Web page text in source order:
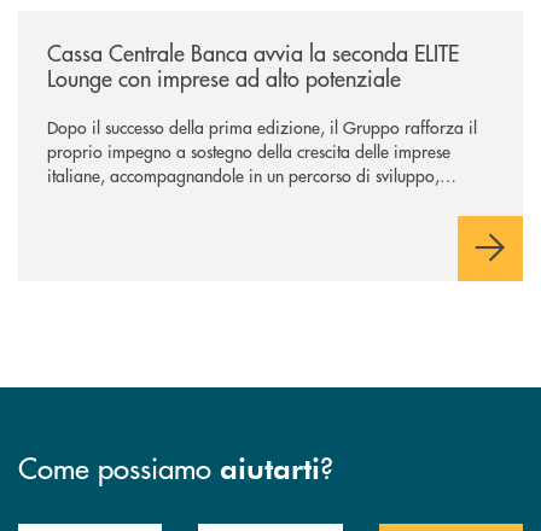
Cassa Centrale Banca avvia la seconda ELITE
Lounge con imprese ad alto potenziale
Dopo il successo della prima edizione, il Gruppo rafforza il
proprio impegno a sostegno della crescita delle imprese
italiane, accompagnandole in un percorso di sviluppo,
Come possiamo aiutarti?